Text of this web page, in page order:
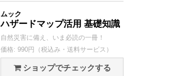
ムック
ハザードマップ活用 基礎知識
自然災害に備え、いま必読の一冊！
価格: 990円（税込み・送料サービス）
ショップでチェックする